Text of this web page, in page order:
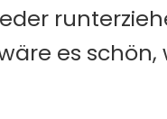
es